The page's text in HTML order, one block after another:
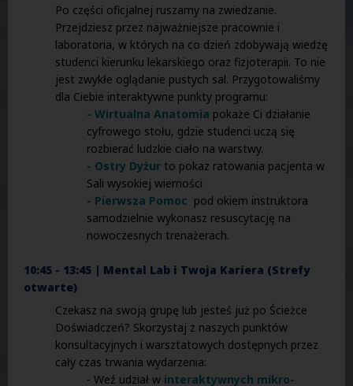
Po części oficjalnej ruszamy na zwiedzanie.
Przejdziesz przez najważniejsze pracownie i
laboratoria, w których na co dzień zdobywają wiedzę
studenci kierunku lekarskiego oraz fizjoterapii. To nie
jest zwykłe oglądanie pustych sal. Przygotowaliśmy
dla Ciebie interaktywne punkty programu:
- Wirtualna Anatomia pokaże Ci działanie
cyfrowego stołu, gdzie studenci uczą się
rozbierać ludzkie ciało na warstwy.
- Ostry Dyżur to pokaz ratowania pacjenta w
Sali wysokiej wierności
- Pierwsza Pomoc pod okiem instruktora
samodzielnie wykonasz resuscytację na
nowoczesnych trenażerach.
10:45 - 13:45 | Mental Lab i Twoja Kariera (Strefy
otwarte)
Czekasz na swoją grupę lub jesteś już po Ścieżce
Doświadczeń? Skorzystaj z naszych punktów
konsultacyjnych i warsztatowych dostępnych przez
cały czas trwania wydarzenia:
- Weź udział w interaktywnych mikro-